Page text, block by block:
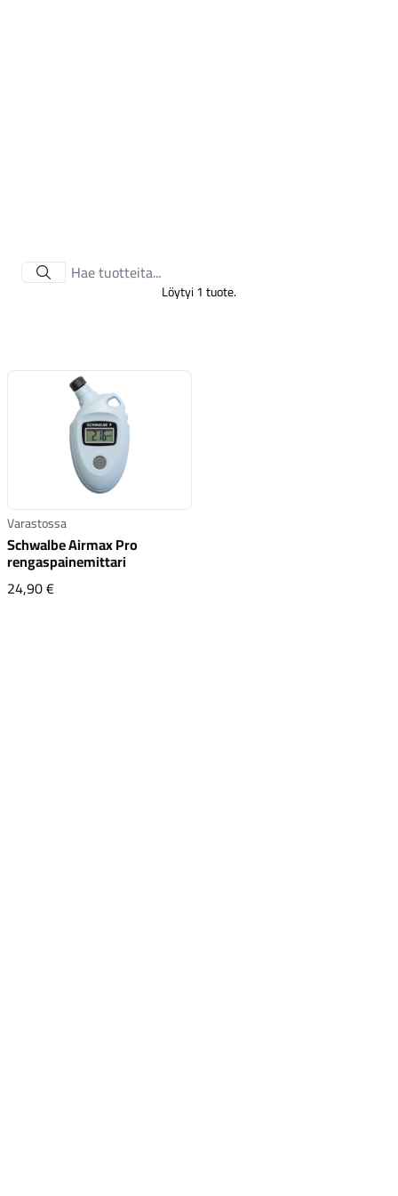
Komponentit
Löytyi 1 tuote.
Varastossa
Schwalbe Airmax Pro
rengaspainemittari
24,90 €Schwalbe Airmax Pro rengaspainemittari